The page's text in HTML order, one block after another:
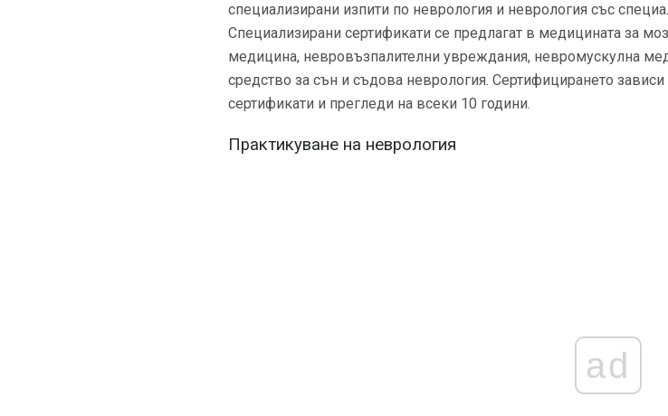
специализирани изпити по неврология и неврология със
Специализирани сертификати се предлагат в медицината за
медицина, невровъзпалителни увреждания, невромускулна
средство за сън и съдова неврология. Сертифицирането
сертификати и прегледи на всеки 10 години.
Практикуване на неврология
ad